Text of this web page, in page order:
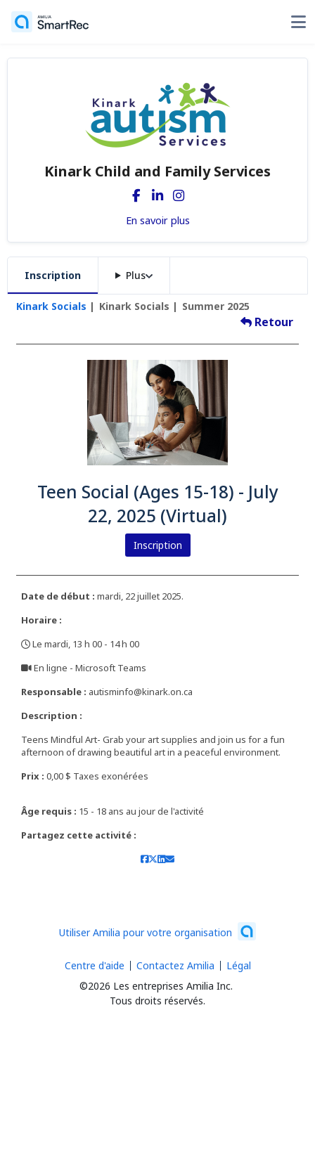
Kinark Child and Family Services
En savoir plus
Inscription Plus
Kinark Socials Kinark Socials Summer 2025
Retour
Teen Social (Ages 15-18) - July
22, 2025 (Virtual)
Inscription
Date de début : mardi, 22 juillet 2025.
Horaire :
Le mardi, 13 h 00 - 14 h 00
En ligne - Microsoft Teams
Responsable : autisminfo@kinark.on.ca
Description :
Teens Mindful Art- Grab your art supplies and join us for a fun
afternoon of drawing beautiful art in a peaceful environment.
Prix : 0,00 $ Taxes exonérées
Âge requis : 15 - 18 ans au jour de l'activité
Partagez cette activité :
Utiliser Amilia pour votre organisation
©2026 Les entreprises Amilia Inc.
Tous droits réservés.
Centre d'aide Contactez Amilia Légal